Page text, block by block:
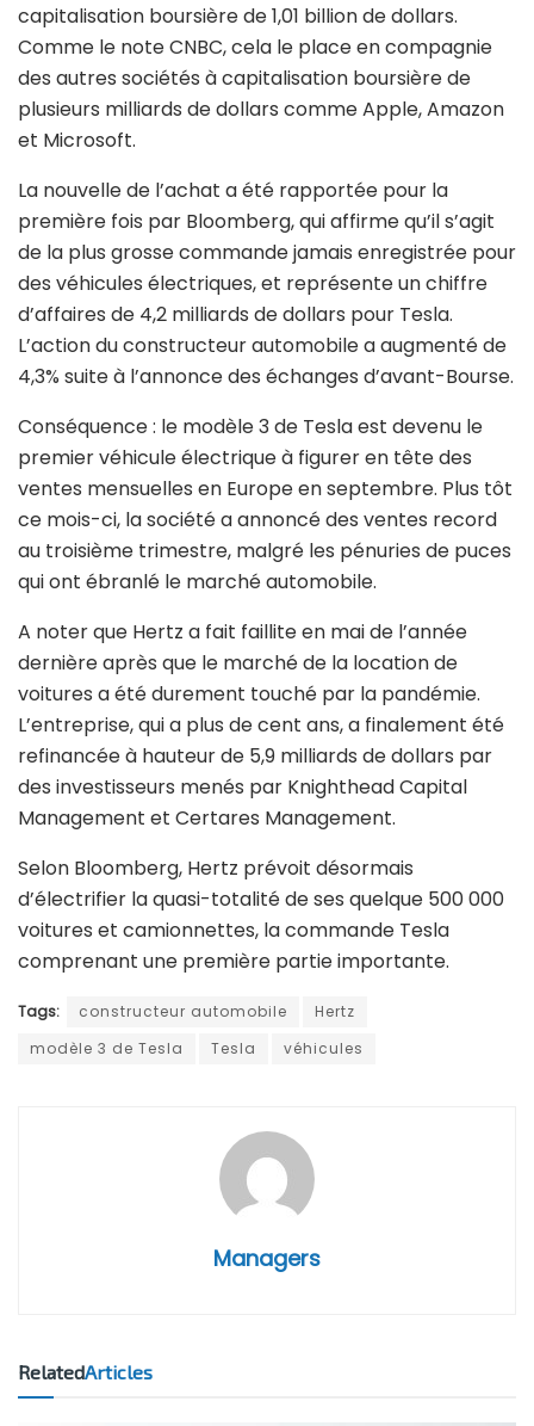
capitalisation boursière de 1,01 billion de dollars.
Comme le note CNBC, cela le place en compagnie
des autres sociétés à capitalisation boursière de
plusieurs milliards de dollars comme Apple, Amazon
et Microsoft.
La nouvelle de l’achat a été rapportée pour la
première fois par Bloomberg, qui affirme qu’il s’agit
de la plus grosse commande jamais enregistrée pour
des véhicules électriques, et représente un chiffre
d’affaires de 4,2 milliards de dollars pour Tesla.
L’action du constructeur automobile a augmenté de
4,3% suite à l’annonce des échanges d’avant-Bourse.
Conséquence : le modèle 3 de Tesla est devenu le
premier véhicule électrique à figurer en tête des
ventes mensuelles en Europe en septembre. Plus tôt
ce mois-ci, la société a annoncé des ventes record
au troisième trimestre, malgré les pénuries de puces
qui ont ébranlé le marché automobile.
A noter que Hertz a fait faillite en mai de l’année
dernière après que le marché de la location de
voitures a été durement touché par la pandémie.
L’entreprise, qui a plus de cent ans, a finalement été
refinancée à hauteur de 5,9 milliards de dollars par
des investisseurs menés par Knighthead Capital
Management et Certares Management.
Selon Bloomberg, Hertz prévoit désormais
d’électrifier la quasi-totalité de ses quelque 500 000
voitures et camionnettes, la commande Tesla
comprenant une première partie importante.
Tags: constructeur automobile
Hertz
modèle 3 de Tesla
Tesla véhicules
Managers
RelatedArticles